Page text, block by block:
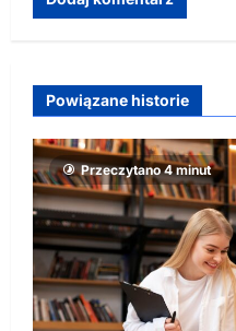
Powiązane historie
Przeczytano 4 minut